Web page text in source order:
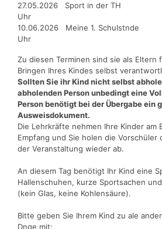
27.05.2026 Sport in der
Uhr
10.06.2026 Meine 1.
Uhr
Zu diesen Terminen sind sie als Eltern
Bringen Ihres Kindes selbst
Sollten Sie ihr Kind nicht selbst
abholenden Person unbedingt eine
Person benötigt bei der Übergabe ein
Ausweisdokument.
Die Lehrkräfte nehmen Ihre Kinder am
Empfang und Sie holen die Vorschüler
der Veranstaltung wieder ab.
An diesem Tag benötigt Ihr Kind eine
Hallenschuhen, kurze Sportsachen
(kein Glas, keine Kohlensäure).
Bitte geben Sie Ihrem Kind zu ale
Dnge mit: